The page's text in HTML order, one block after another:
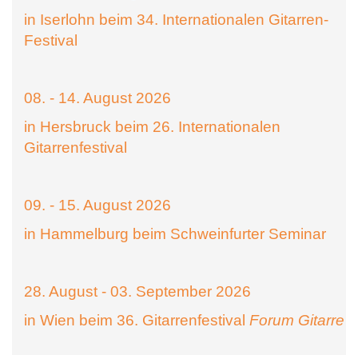
in Iserlohn beim 34. Internationalen Gitarren-
Festival
08. - 14. August 2026
in Hersbruck beim 26. Internationalen
Gitarrenfestival
09. - 15. August 2026
in Hammelburg beim Schweinfurter Seminar
28. August - 03. September 2026
in Wien beim 36. Gitarrenfestival Forum Gitarre